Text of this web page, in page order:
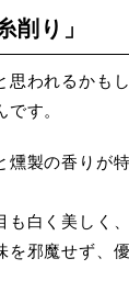
削り」
思われるかも
す。
燻製の香りが
も白く美しく
邪魔せず、